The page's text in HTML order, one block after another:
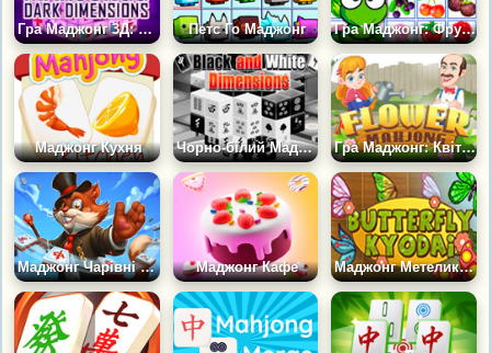
Гра Маджонг 3Д: Темні Виміри Петс Го Маджонг Гра Маджонг: Фрукти й овочі
Маджонг Кухня Чорно-білий Маджонг Гра Маджонг: Квіткова Країна
Маджонг Чарівні Острови Маджонг Кафе Маджонг Метелики 2